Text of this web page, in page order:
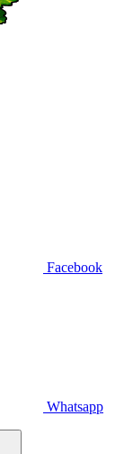
Facebook
Whatsapp